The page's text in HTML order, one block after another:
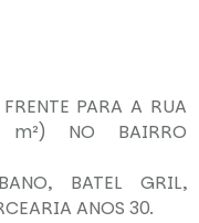
PARA A RUA
m²) NO BAIRRO
BATEL GRIL,
ANOS 30.